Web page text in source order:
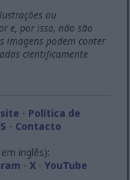
ou
e, por isso, não são
imagens podem conter
cientificamente
- Política de
- Contacto
inglês):
- X- YouTube